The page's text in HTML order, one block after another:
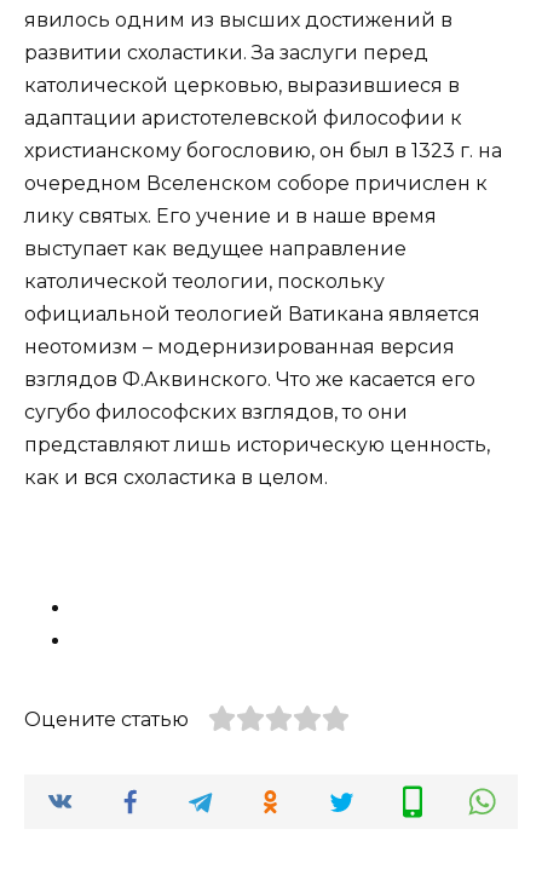
явилось одним из высших достижений в
развитии схоластики. За заслуги перед
католической церковью, выразившиеся в
адаптации аристотелевской философии к
христианскому богословию, он был в 1323 г. на
очередном Вселенском соборе причислен к
лику святых. Его учение и в наше время
выступает как ведущее направление
католической теологии, поскольку
официальной теологией Ватикана является
неотомизм – модернизированная версия
взглядов Ф.Аквинского. Что же касается его
сугубо философских взглядов, то они
представляют лишь историческую ценность,
как и вся схоластика в целом.
Оцените статью